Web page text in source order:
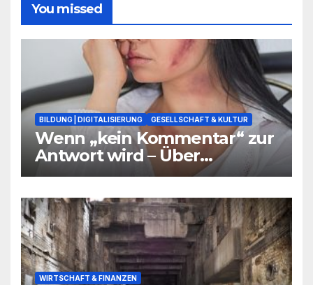
You missed
BILDUNG | DIGITALISIERUNG GESELLSCHAFT & KULTUR
Wenn „kein Kommentar“ zur
Antwort wird – Über
Warnsignale aus Schulen, die
WIRTSCHAFT & FINANZEN